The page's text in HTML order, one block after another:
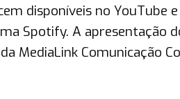
disponíveis no
Spotify. A apresentação
MediaLink Comunicação